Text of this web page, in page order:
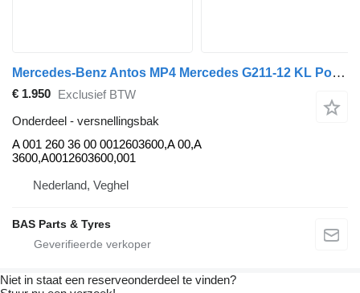
Mercedes-Benz Antos MP4 Mercedes G211-12 KL Powershift 3 G211-12 KL Powershift A 001 260 36 00 versnellingsbak voor vrachtwagen
€ 1.950
Exclusief BTW
Onderdeel - versnellingsbak
A 001 260 36 00 0012603600,A 00,A
3600,A0012603600,001
Nederland, Veghel
BAS Parts & Tyres
Niet in staat een reserveonderdeel te vinden?